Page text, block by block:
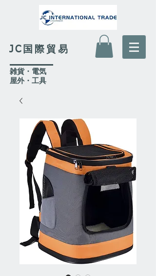
JC国際貿易
​雑貨・電気
​屋外・工具